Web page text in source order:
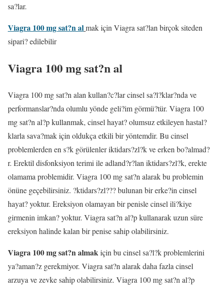
sa?lar.
Viagra 100 mg sat?n almak için Viagra sat?lan birçok siteden
sipari? edilebilir
Viagra 100 mg sat?n al
Viagra 100 mg sat?n alan kullan?c?lar cinsel sa?l?klar?nda ve
performanslar?nda olumlu yönde geli?im görmü?tür. Viagra 100
mg sat?n al?p kullanmak, cinsel hayat? olumsuz etkileyen hastal?
klarla sava?mak için oldukça etkili bir yöntemdir. Bu cinsel
problemlerden en s?k görülenler iktidars?zl?k ve erken bo?almad?
r. Erektil disfonksiyon terimi ile adland?r?lan iktidars?zl?k, erekte
olamama problemidir. Viagra 100 mg sat?n alarak bu problemin
önüne geçebilirsiniz. ?ktidars?zl??? bulunan bir erke?in cinsel
hayat? yoktur. Ereksiyon olamayan bir penisle cinsel ili?kiye
girmenin imkan? yoktur. Viagra sat?n al?p kullanarak uzun süre
ereksiyon halinde kalan bir penise sahip olabilirsiniz.
Viagra 100 mg sat?n almak için bu cinsel sa?l?k problemlerini
ya?aman?z gerekmiyor. Viagra sat?n alarak daha fazla cinsel
arzuya ve zevke sahip olabilirsiniz. Viagra 100 mg sat?n al?p